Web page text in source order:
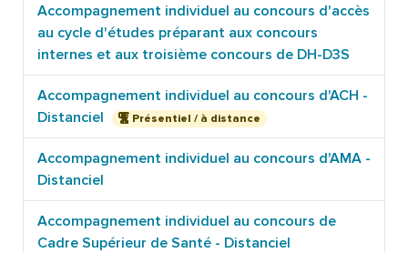
Accompagnement individuel au concours d'accès
au cycle d'études préparant aux concours
internes et aux troisième concours de DH-D3S
Accompagnement individuel au concours d'ACH -
Distanciel
Présentiel / à distance
Accompagnement individuel au concours d'AMA -
Distanciel
Accompagnement individuel au concours de
Cadre Supérieur de Santé - Distanciel